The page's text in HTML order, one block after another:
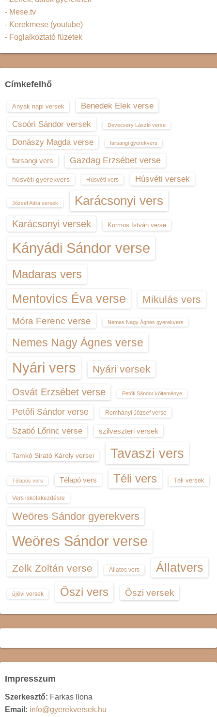
- Mese.tv
- Kerekmese (youtube)
- Foglalkoztató füzetek
Címkefelhő
Anyák napi versek
Benedek Elek verse
Csoóri Sándor versek
Devecsery László verse
Donászy Magda verse farsangi gyerekvers
farsangi vers Gazdag Erzsébet verse
húsvéti gyerekvers Húsvéti vers Húsvéti versek
József Attila versek Karácsonyi vers
Karácsonyi versek Kormos István verse
Kányádi Sándor verse
Madaras vers
Mentovics Éva verse Mikulás vers
Móra Ferenc verse Nemes Nagy Ágnes gyerekvers
Nemes Nagy Ágnes verse
Nyári vers Nyári versek
Osvát Erzsébet verse Petőfi Sándor költeménye
Petőfi Sándor verse Romhányi József verse
Szabó Lőrinc verse szilveszteri versek
Tamkó Sirató Károly versei Tavaszi vers
Télapós vers Télapó vers Téli vers Téli versek
Vers iskolakezdésre
Weöres Sándor gyerekvers
Weöres Sándor verse
Zelk Zoltán verse Állatos vers Állatvers
újévi versek Őszi vers Őszi versek
Impresszum
Szerkesztő: Farkas Ilona
Email: info@gyerekversek.hu